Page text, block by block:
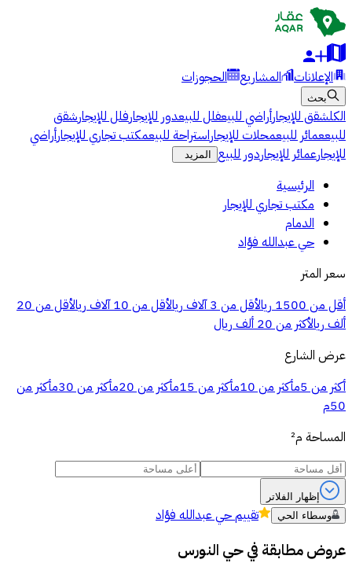
الإعلانات المشاريع الحجوزات
بحث
الكلشقق للإيجارأراضي للبيعفلل للبيعدور للإيجارفلل للإيجارشقق
للبيععمائر للبيعمحلات للإيجاراستراحة للبيعمكتب تجاري للإيجارأراضي
للإيجارعمائر للإيجاردور للبيع المزيد
الرئيسية
مكتب تجاري للإيجار
الدمام
حي عبدالله فؤاد
سعر المتر
أقل من 1500 ريال
أقل من 3 آلاف ريال أقل من 10 آلاف ريال
أقل من 20
ألف ريالأكثر من 20 ألف ريال
عرض الشارع
أكثر من 5م
أكثر من 10م أكثر من 15م أكثر من 20م أكثر من 30م
أكثر من
50م
المساحة م²
إظهار الفلاتر
وسطاء الحي
تقييمحي عبدالله فؤاد
عروض مطابقة فيحي النورس